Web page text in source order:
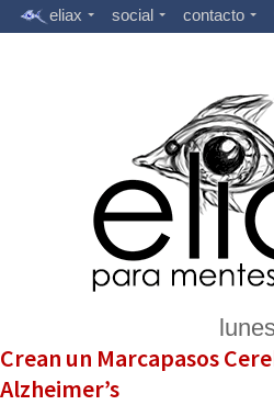
eliax social contacto
Crean un Marcapasos
Alzheimer’s